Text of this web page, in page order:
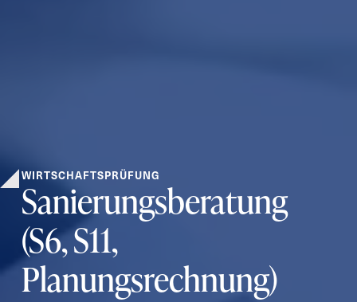
WIRTSCHAFTSPRÜFUNG
Sanierungsberatung
(S6, S11,
Planungsrechnung)